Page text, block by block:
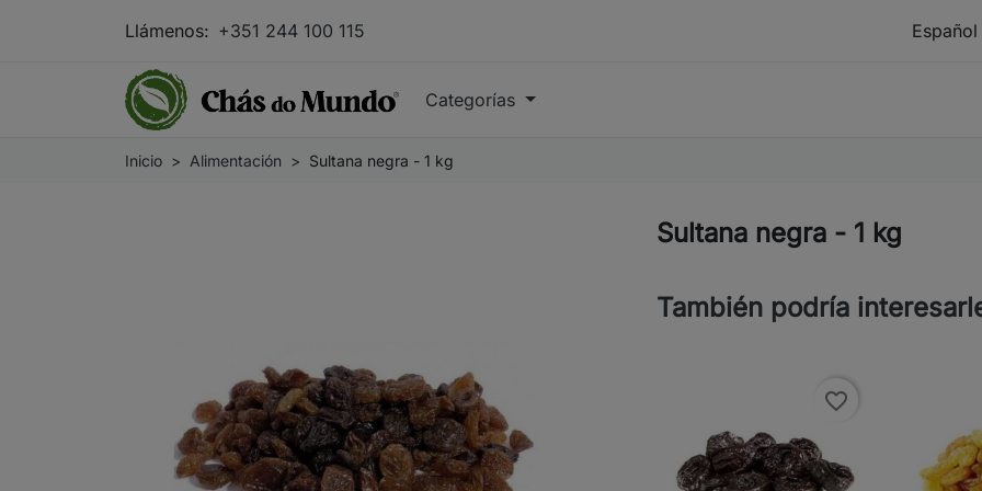
Llámenos: +351 244 100 115
Categorías
Inicio Alimentación Sultana negra - 1 kg
Sultana negra - 1 kg
También podría
favorite_border